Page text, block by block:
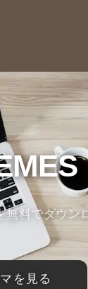
無料でダウン
を見る